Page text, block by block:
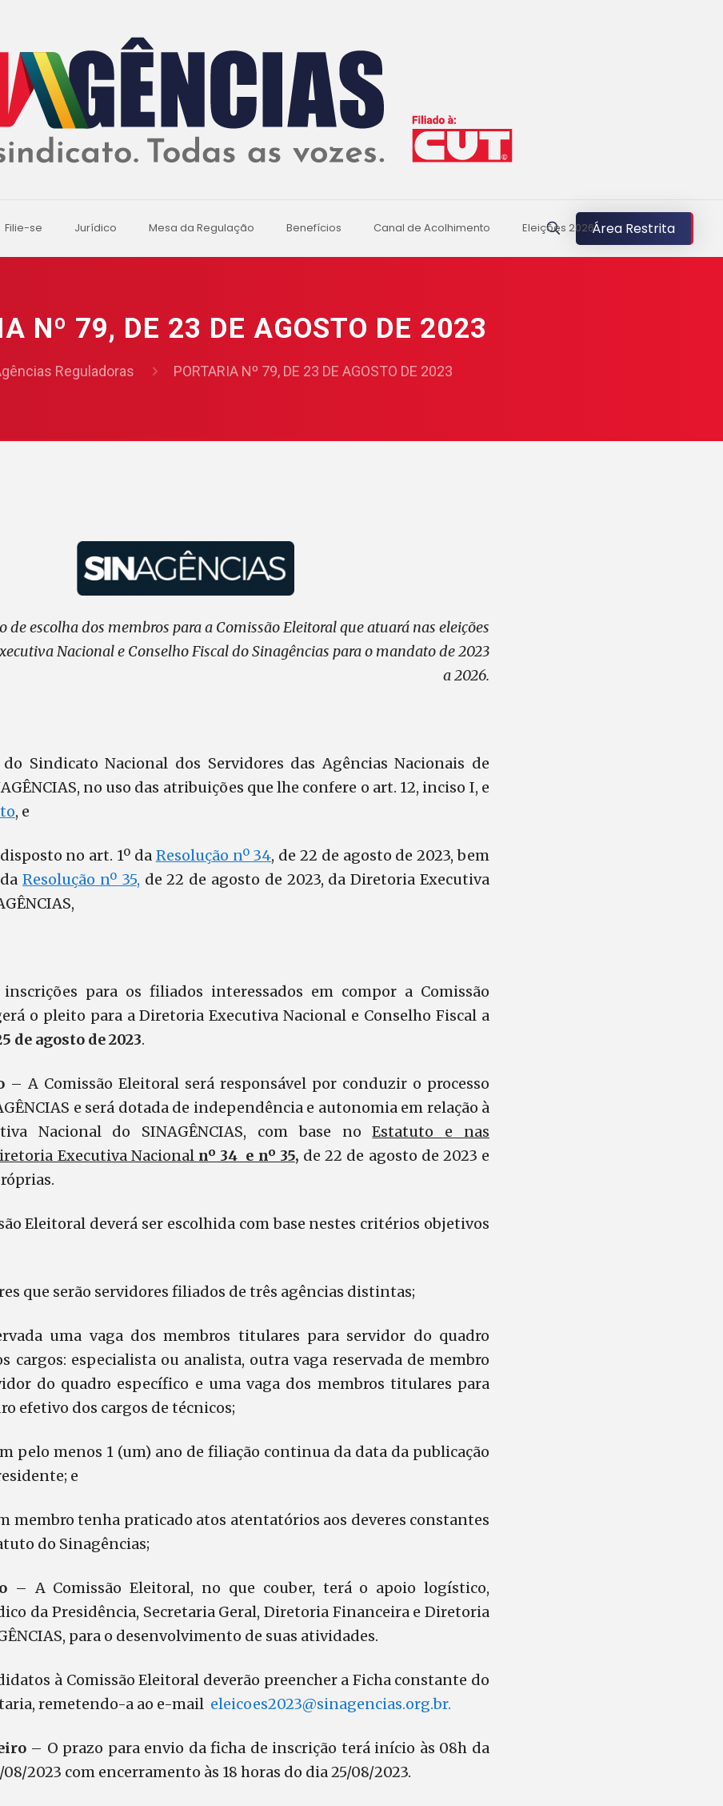
Filie-se Jurídico Mesa da Regulação Benefícios Canal de Acolhimento Eleições 2026Área Restrita
Nº 79, DE 23 DE AGOSTO DE 2023
Reguladoras PORTARIA Nº 79, DE 23 DE AGOSTO DE 2023
de escolha dos membros para a Comissão Eleitoral que atuará nas eleições
Nacional e Conselho Fiscal do Sinagências para o mandato de 2023
a 2026.
do Sindicato Nacional dos Servidores das Agências Nacionais de
no uso das atribuições que lhe confere o art. 12, inciso I, e
, e
no art. 1º da Resolução nº 34, de 22 de agosto de 2023, bem
daResolução nº 35, de 22 de agosto de 2023, da Diretoria Executiva
para os filiados interessados em compor a Comissão
o pleito para a Diretoria Executiva Nacional e Conselho Fiscal a
de agosto de 2023.
– A Comissão Eleitoral será responsável por conduzir o processo
e será dotada de independência e autonomia em relação à
Nacional do SINAGÊNCIAS, com base noEstatuto e nas
Executiva Nacional nº 34 e nº 35, de 22 de agosto de 2023 e
Eleitoral deverá ser escolhida com base nestes critérios objetivos
que serão servidores filiados de três agências distintas;
uma vaga dos membros titulares para servidor do quadro
cargos: especialista ou analista, outra vaga reservada de membro
do quadro específico e uma vaga dos membros titulares para
efetivo dos cargos de técnicos;
pelo menos 1 (um) ano de filiação continua da data da publicação
e
membro tenha praticado atos atentatórios aos deveres constantes
do Sinagências;
– A Comissão Eleitoral, no que couber, terá o apoio logístico,
da Presidência, Secretaria Geral, Diretoria Financeira e Diretoria
para o desenvolvimento de suas atividades.
à Comissão Eleitoral deverão preencher a Ficha constante do
remetendo-a ao e-mail eleicoes2023@sinagencias.org.br.
– O prazo para envio da ficha de inscrição terá início às 08h da
2023 com encerramento às 18 horas do dia 25/08/2023.